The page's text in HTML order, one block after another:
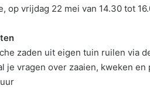
op vrijdag 22 mei van 14.30 tot
zaden uit eigen tuin ruilen via
je vragen over zaaien, kweken